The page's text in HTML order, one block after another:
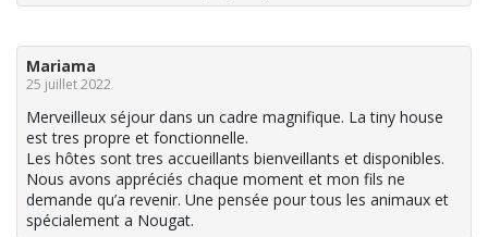
Mariama
25 juillet 2022
Merveilleux séjour dans un cadre magnifique. La tiny house
est tres propre et fonctionnelle.
Les hôtes sont tres accueillants bienveillants et disponibles.
Nous avons appréciés chaque moment et mon fils ne
demande qu’a revenir. Une pensée pour tous les animaux et
spécialement a Nougat.